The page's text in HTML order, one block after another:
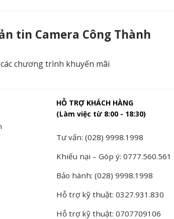
tin Camera Công Thành
chương trình khuyến mãi
HỖ TRỢ KHÁCH HÀNG
(Làm việc từ 8:00 - 18:30)
Tư vấn: (028) 9998.1998
Khiếu nại – Góp ý: 0777.560.561
Bảo hành: (028) 9998.1998
Hỗ trợ kỹ thuật: 0327.931.830
Hỗ trợ kỹ thuật: 0707709106